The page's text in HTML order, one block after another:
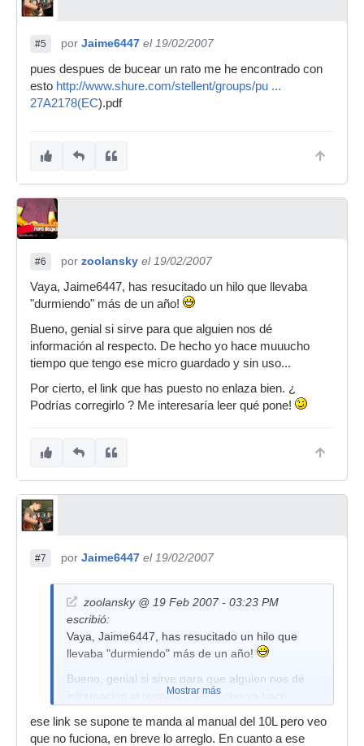
#5 por Jaime6447 el 19/02/2007
pues despues de bucear un rato me he encontrado con
esto http://www.shure.com/stellent/groups/pu ...
27A2178(EC).pdf
#6 por zoolansky el 19/02/2007
Vaya, Jaime6447, has resucitado un hilo que llevaba
"durmiendo" más de un año!
Bueno, genial si sirve para que alguien nos dé
información al respecto. De hecho yo hace muuucho
tiempo que tengo ese micro guardado y sin uso...
Por cierto, el link que has puesto no enlaza bien. ¿
Podrías corregirlo ? Me interesaría leer qué pone!
#7 por Jaime6447 el 19/02/2007
zoolansky @ 19 Feb 2007 - 03:23 PM
escribió:
Vaya, Jaime6447, has resucitado un hilo que
llevaba "durmiendo" más de un año!
Bueno, genial si sirve para que alguien nos dé
información al respecto. De hecho yo hace
y sin uso...
Mostrar más
ese link se supone te manda al manual del 10L pero veo
que no fuciona, en breve lo arreglo. En cuanto a ese